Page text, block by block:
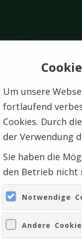
Um unsere
fortlaufend
Cookies. Durch
der Verwendung
Sie haben die
den Betrieb nicht
Notwendige
Andere